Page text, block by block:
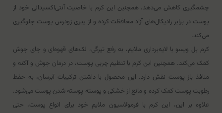
چشمگیری کاهش می‌دهد. همچنین این کرم با خاصیت آنتی‌اکسیدانی خود از
پوست در برابر رادیکال‌های آزاد محافظت کرده و از پیری زودرس پوست جلوگیری
می‌کند.
کرم بل ویسو با لایه‌برداری ملایم، به رفع تیرگی، لک‌های قهوه‌ای و جای جوش
کمک می‌کند. همچنین این کرم با تنظیم چربی پوست، در درمان جوش و آکنه و
منافذ باز پوست نقش دارد. این محصول با داشتن ترکیبات آبرسان، به حفظ
رطوبت پوست کمک کرده و مانع از خشکی و پوسته پوسته شدن پوست می‌شود.
علاوه بر این، این کرم با فرمولاسیون ملایم خود برای انواع پوست، حتی